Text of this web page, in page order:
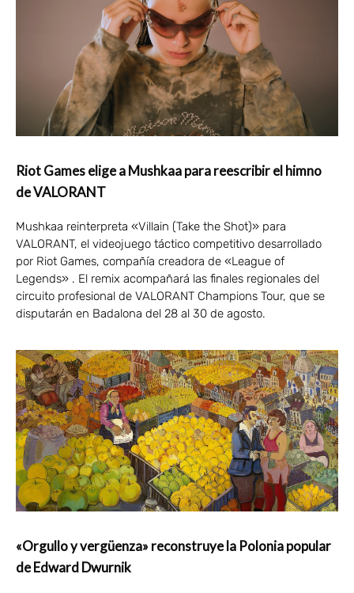
Riot Games elige a Mushkaa para reescribir el himno
de VALORANT
Mushkaa reinterpreta «Villain (Take the Shot)» para
VALORANT, el videojuego táctico competitivo desarrollado
por Riot Games, compañía creadora de «League of
Legends» . El remix acompañará las finales regionales del
circuito profesional de VALORANT Champions Tour, que se
disputarán en Badalona del 28 al 30 de agosto.
«Orgullo y vergüenza» reconstruye la Polonia popular
de Edward Dwurnik